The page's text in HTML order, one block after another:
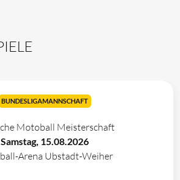
BUNDESLIGAMANNSCHAFT
Motoball Meisterschaft
Samstag, 15.08.2026
Arena Ubstadt-Weiher